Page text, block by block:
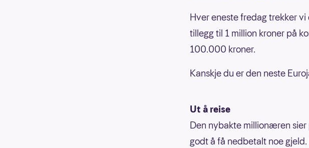
Hver eneste fredag trekker
tillegg til 1 million kroner på
100.000 kroner.
Kanskje du er den neste
Ut å reise
Den nybakte millionæren
godt å få nedbetalt noe